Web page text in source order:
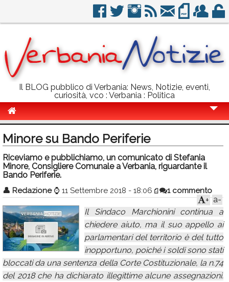
Il BLOG pubblico di Verbania: News, Notizie, eventi,
curiosità, vco : Verbania : Politica
Politica
Sport
Eventi
Info Utili
Rubriche
Calendario
Annunci
Minore su Bando Periferie
Riceviamo e pubblichiamo, un comunicato di Stefania
Minore, Consigliere Comunale a Verbania, riguardante il
Bando Periferie.
👤 Redazione ⌚ 11 Settembre 2018 - 18:06 1 commento
a-
+
Il Sindaco Marchionini continua a
chiedere aiuto, ma il suo appello ai
parlamentari del territorio è del tutto
inopportuno, poiché i soldi sono stati
bloccati da una sentenza della Corte Costituzionale, la n.74
del 2018 che ha dichiarato illegittime alcune assegnazioni.